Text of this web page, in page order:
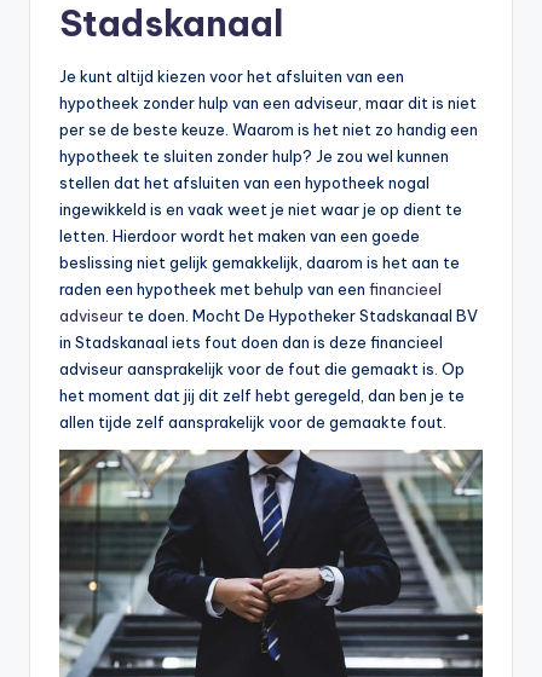
Stadskanaal
Je kunt altijd kiezen voor het afsluiten van een
hypotheek zonder hulp van een adviseur, maar dit is niet
per se de beste keuze. Waarom is het niet zo handig een
hypotheek te sluiten zonder hulp? Je zou wel kunnen
stellen dat het afsluiten van een hypotheek nogal
ingewikkeld is en vaak weet je niet waar je op dient te
letten. Hierdoor wordt het maken van een goede
beslissing niet gelijk gemakkelijk, daarom is het aan te
raden een hypotheek met behulp van een financieel
adviseur te doen. Mocht De Hypotheker Stadskanaal BV
in Stadskanaal iets fout doen dan is deze financieel
adviseur aansprakelijk voor de fout die gemaakt is. Op
het moment dat jij dit zelf hebt geregeld, dan ben je te
allen tijde zelf aansprakelijk voor de gemaakte fout.